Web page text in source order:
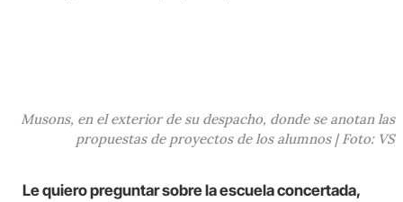
Musons, en el exterior de su despacho, donde se anotan las
propuestas de proyectos de los alumnos | Foto: VS
Le quiero preguntar sobre la escuela concertada,